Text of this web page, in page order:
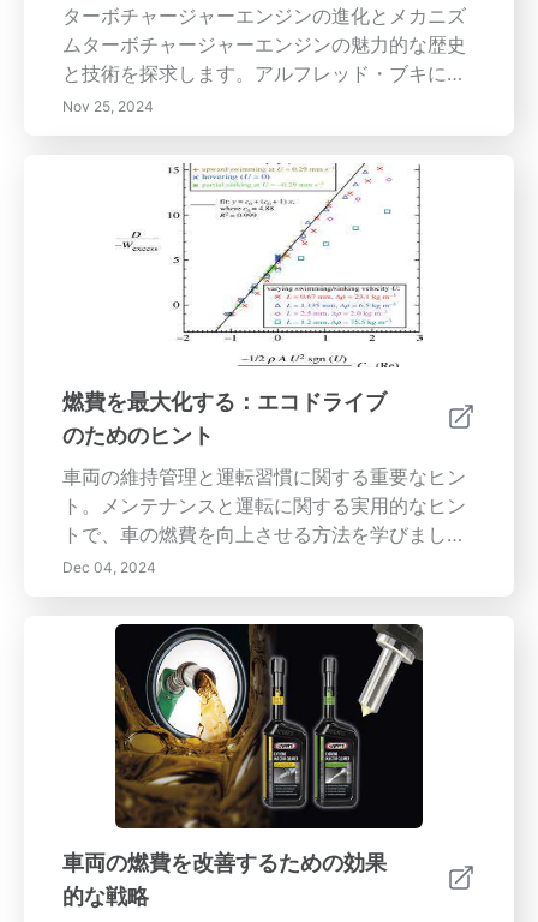
ターボチャージャーエンジンの進化とメカニズ
ムターボチャージャーエンジンの魅力的な歴史
と技術を探求します。アルフレッド・ブキによ
る初期の開発から現代の一般的な車両での応用
までを紹介します。ターボチャージングがエン
ジンのサイズを増やすことなく、排気ガスエネ
ルギーを利用して出力を高める方法を学びま
す。燃費の改善や排出ガスの削減を含むターボ
チャージャーエンジンの重要な利点を発見し、
ターボラグや熱管理の課題についても考察しま
す。未来を見据えて、ハイブリッド車や電気自
動車の進化する環境におけるターボチャージン
グの継続的な革新と役割について掘り下げま
す。この包括的なガイドは、環境意識の高い消
費者や自動車愛好者にとって不可欠なターボチ
ャージャー技術の利点と課題を強調します。
Nov 25, 2024
燃費を最大化する：エコドライブ
のためのヒント
車両の維持管理と運転習慣に関する重要なヒン
ト。メンテナンスと運転に関する実用的なヒン
トで、車の燃費を向上させる方法を学びましょ
う。定期的なオイル交換やタイヤの空気圧チェ
ックを確実に行うことからエコドライブの習慣
を取り入れるまで、私たちのガイドは効率を改
善し、燃料コストを削減するために必要なすべ
ての情報を提供します。エンジンのパフォーマ
ンス監視の重要性や、車両の重量および空気抵
抗が燃料消費に与える影響を学びましょう。最
適なルートを計画し、天候を考慮し、よりスマ
ートな運転体験のためにテクノロジーを活用し
ます。公共交通機関、相乗り、自転車などの代
替輸送手段を探求し、さらにカーボンフットプ
リントを減らしてください。私たちの洞察に従
うことで、ガソリン代を節約するだけでなく、
Dec 04, 2024
車両の燃費を改善するための効果
的な戦略